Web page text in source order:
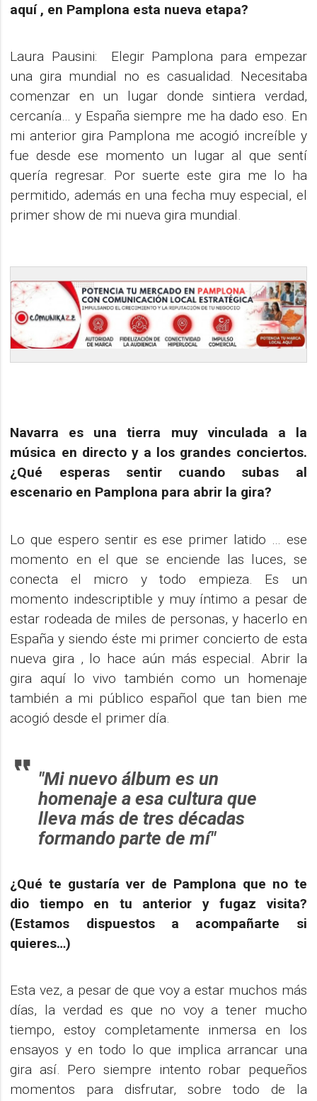
aquí , en Pamplona esta nueva etapa?
Laura Pausini: Elegir Pamplona para empezar
una gira mundial no es casualidad. Necesitaba
comenzar en un lugar donde sintiera verdad,
cercanía… y España siempre me ha dado eso. En
mi anterior gira Pamplona me acogió increíble y
fue desde ese momento un lugar al que sentí
quería regresar. Por suerte este gira me lo ha
permitido, además en una fecha muy especial, el
primer show de mi nueva gira mundial.
Navarra es una tierra muy vinculada a la
música en directo y a los grandes conciertos.
¿Qué esperas sentir cuando subas al
escenario en Pamplona para abrir la gira?
Lo que espero sentir es ese primer latido … ese
momento en el que se enciende las luces, se
conecta el micro y todo empieza. Es un
momento indescriptible y muy íntimo a pesar de
estar rodeada de miles de personas, y hacerlo en
España y siendo éste mi primer concierto de esta
nueva gira , lo hace aún más especial. Abrir la
gira aquí lo vivo también como un homenaje
también a mi público español que tan bien me
acogió desde el primer día.
"Mi nuevo álbum es un
homenaje a esa cultura que
lleva más de tres décadas
formando parte de mí"
¿Qué te gustaría ver de Pamplona que no te
dio tiempo en tu anterior y fugaz visita?
(Estamos dispuestos a acompañarte si
quieres…)
Esta vez, a pesar de que voy a estar muchos más
días, la verdad es que no voy a tener mucho
tiempo, estoy completamente inmersa en los
ensayos y en todo lo que implica arrancar una
gira así. Pero siempre intento robar pequeños
momentos para disfrutar, sobre todo de la